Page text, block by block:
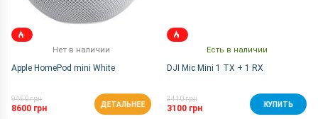
Нет в наличии
Apple HomePod mini White
9450 грн
8600 грн ДЕТАЛЬНЕЕ
Есть в наличии
DJI Mic Mini 1 TX + 1 RX
3410 грн
3100 грн КУПИТЬ